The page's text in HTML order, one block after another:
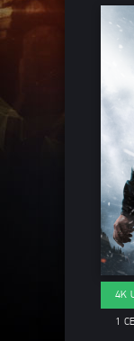
4K
1